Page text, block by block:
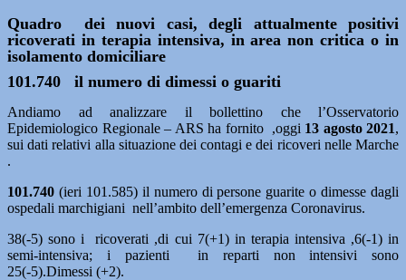
Quadro dei nuovi casi, degli attualmente positivi
ricoverati in terapia intensiva, in area non critica o in
isolamento domiciliare
101.740 il numero di dimessi o guariti
Andiamo ad analizzare il bollettino che l’Osservatorio
Epidemiologico Regionale – ARS ha fornito ,oggi 13 agosto 2021,
sui dati relativi alla situazione dei contagi e dei ricoveri nelle Marche
.
101.740 (ieri 101.585) il numero di persone guarite o dimesse dagli
ospedali marchigiani nell’ambito dell’emergenza Coronavirus.
38(-5) sono i ricoverati ,di cui 7(+1) in terapia intensiva ,6(-1) in
semi-intensiva; i pazienti in reparti non intensivi sono
25(-5).Dimessi (+2).